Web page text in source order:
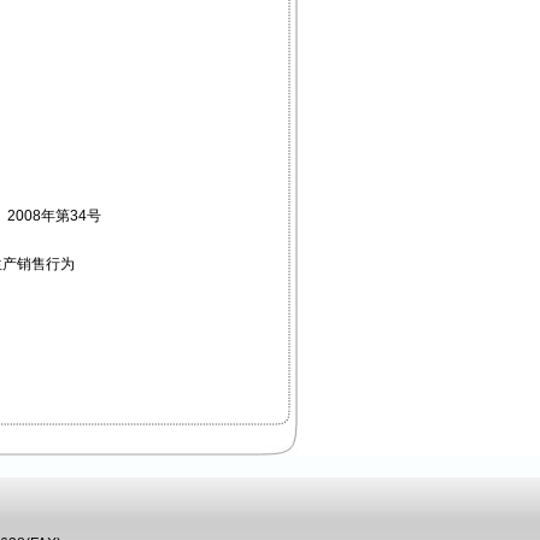
2008年第34号
销售行为